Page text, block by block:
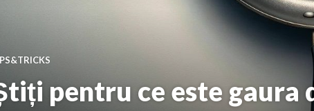
pentru ce este gaura